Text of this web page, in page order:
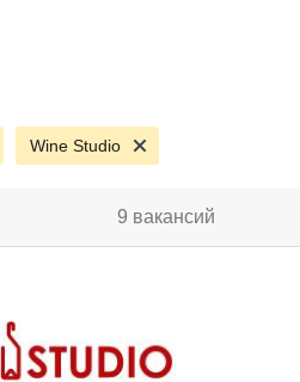
Wine Studio
9 вакансий